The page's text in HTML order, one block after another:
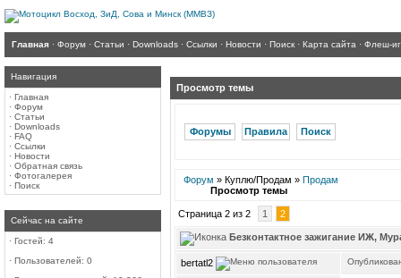
Главная · Форум · Статьи · Downloads · Ссылки · Новости · Поиск · Карта сайта · Флеш-
Навигация
· Главная
· Форум
· Статьи
· Downloads
· FAQ
· Ссылки
· Новости
· Обратная связь
· Фотогалерея
· Поиск
Сейчас на сайте
· Гостей: 4
· Пользователей: 0
Просмотр темы
Форумы Правила Поиск
Форум » Куплю/Продам » Продам
Просмотр темы
Страница 2 из 2 1 2
Безконтактное зажигание ИЖ,
bertatl2